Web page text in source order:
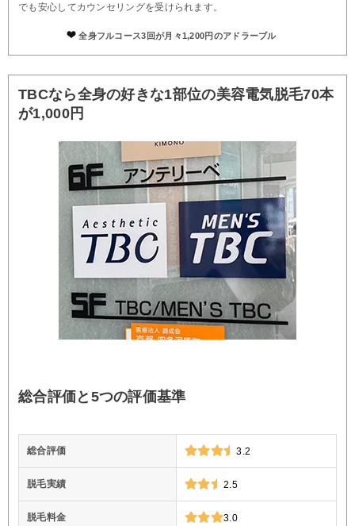
でも安心してカウンセリングを受けられます。
全身フルコース3回が月々1,200円のアドラーブル
TBCなら全身の好きな1部位の美容電気脱毛70本
が1,000円
総合評価と5つの評価基準
総合評価 3.2
脱毛実績 2.5
脱毛料金 3.0